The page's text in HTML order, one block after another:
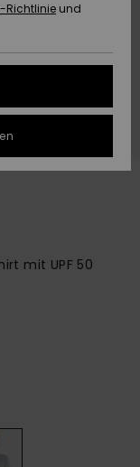
mit UPF 50
Richtlinie und